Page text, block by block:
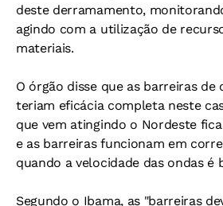
deste derramamento,
agindo com a utilização de
materiais.
O órgão disse que as barreiras de
teriam eficácia completa neste
que vem atingindo o Nordeste
e as barreiras funcionam em
quando a velocidade das ondas é
Segundo o Ibama, as "barreiras